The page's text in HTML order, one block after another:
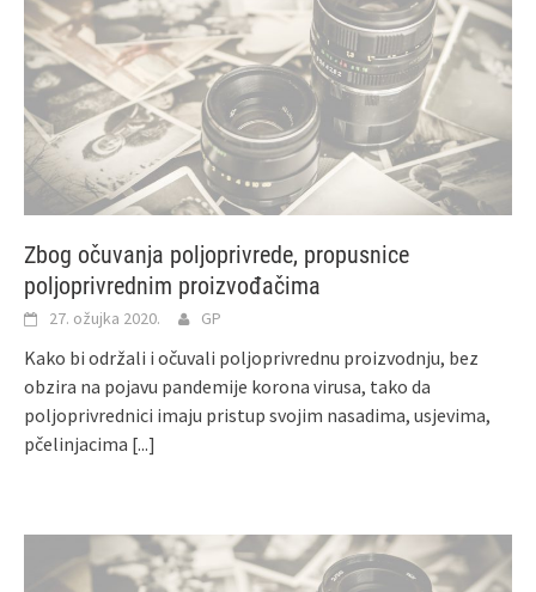
Zbog očuvanja poljoprivrede, propusnice
poljoprivrednim proizvođačima
27. ožujka 2020. GP
Kako bi održali i očuvali poljoprivrednu proizvodnju, bez
obzira na pojavu pandemije korona virusa, tako da
poljoprivrednici imaju pristup svojim nasadima, usjevima,
pčelinjacima [...]